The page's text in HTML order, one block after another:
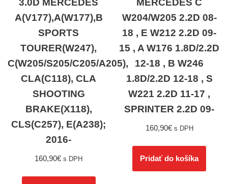
3.0D MERCEDES
A(V177),A(W177),B
SPORTS
TOURER(W247),
C(W205/S205/C205/A205),
CLA(C118), CLA
SHOOTING
BRAKE(X118),
CLS(C257), E(A238);
2016-
160,90€ s DPH
MERCEDES C
W204/W205 2.2D 08-
18 , E W212 2.2D 09-
15 , A W176 1.8D/2.2D
12-18 , B W246
1.8D/2.2D 12-18 , S
W221 2.2D 11-17 ,
SPRINTER 2.2D 09-
160,90€ s DPH
Pridať do košíka